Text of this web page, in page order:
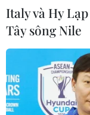
Điện mừng kỷ
Quốc khánh
24/07/2026 00:00
Italy và Hy
Tây sông Nile